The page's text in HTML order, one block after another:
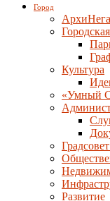
Город
Культура
«Умный
Развитие